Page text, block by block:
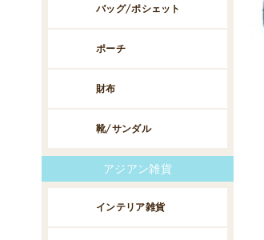
バッグ/ポシェット
ポーチ
財布
靴/サンダル
アジアン雑貨
インテリア雑貨